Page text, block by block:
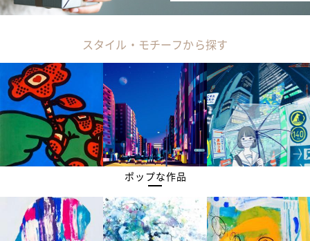
スタイル・モチーフから探す
ポップな作品